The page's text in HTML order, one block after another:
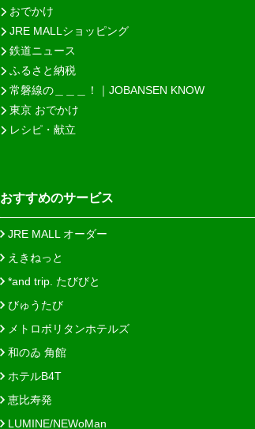
おでかけ
JRE MALLショッピング
鉄道ニュース
ふるさと納税
常磐線の＿＿＿！｜JOBANSEN KNOW
東京 おでかけ
レシピ・献立
おすすめのサービス
JRE MALL オーダー
えきねっと
*and trip. たびびと
びゅうたび
メトロポリタンホテルズ
和のゐ 角館
ホテルB4T
恵比寿発
LUMINE/NEWoMan